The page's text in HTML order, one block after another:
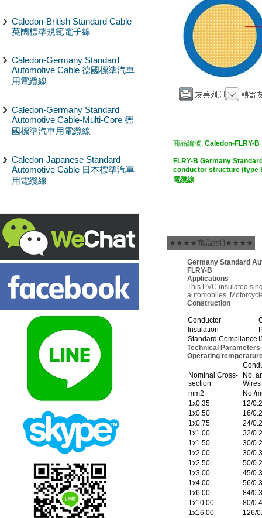
Caledon-British Standard Cable
英國標準規範電子線
Caledon-Germany Standard
Automotive Cable 德國標準汽車
用電纜線
Caledon-Germany Standard
Automotive Cable-Multi-Core 德
國標準汽車用電纜線
Caledon-Japanese Standard
Automotive Cable 日本標準汽車
用電纜線
商品編號: Caledon-FLRY-B
FLRY-B Germany
conductor structure (type
電纜線
★★★★商品說明★★★★
Germany Standard
FLRY-B
Applications
This PVC insulated
automobiles,
Construction
Conductor
Insulation
Standard Compliance
Technical Parameters
Operating
Nominal Cross-
section
No.
Wires
mm2
No./
1x0.35
12/
1x0.50
16/
1x0.75
24/
1x1.00
32/
1x1.50
30/
1x2.00
30/
1x2.50
50/
1x3.00
45/
1x4.00
56/
1x6.00
84/
1x10.00
80/
1x16.00
126/